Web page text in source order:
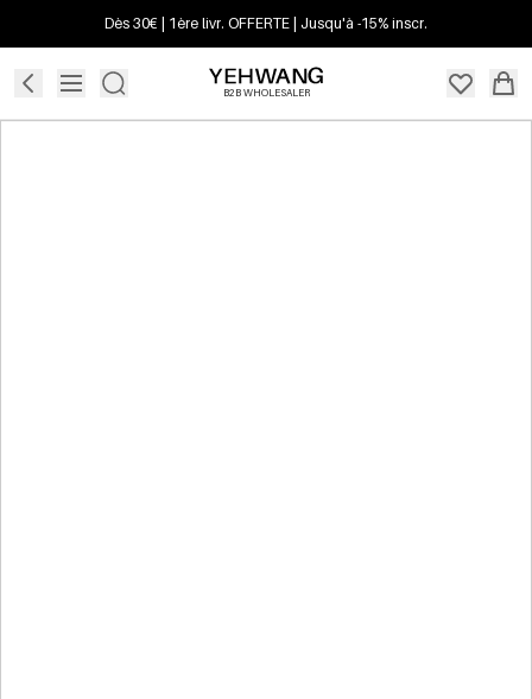
Dès 30€ | 1ère livr. OFFERTE | Jusqu'à -15% inscr.
B2B WHOLESALER